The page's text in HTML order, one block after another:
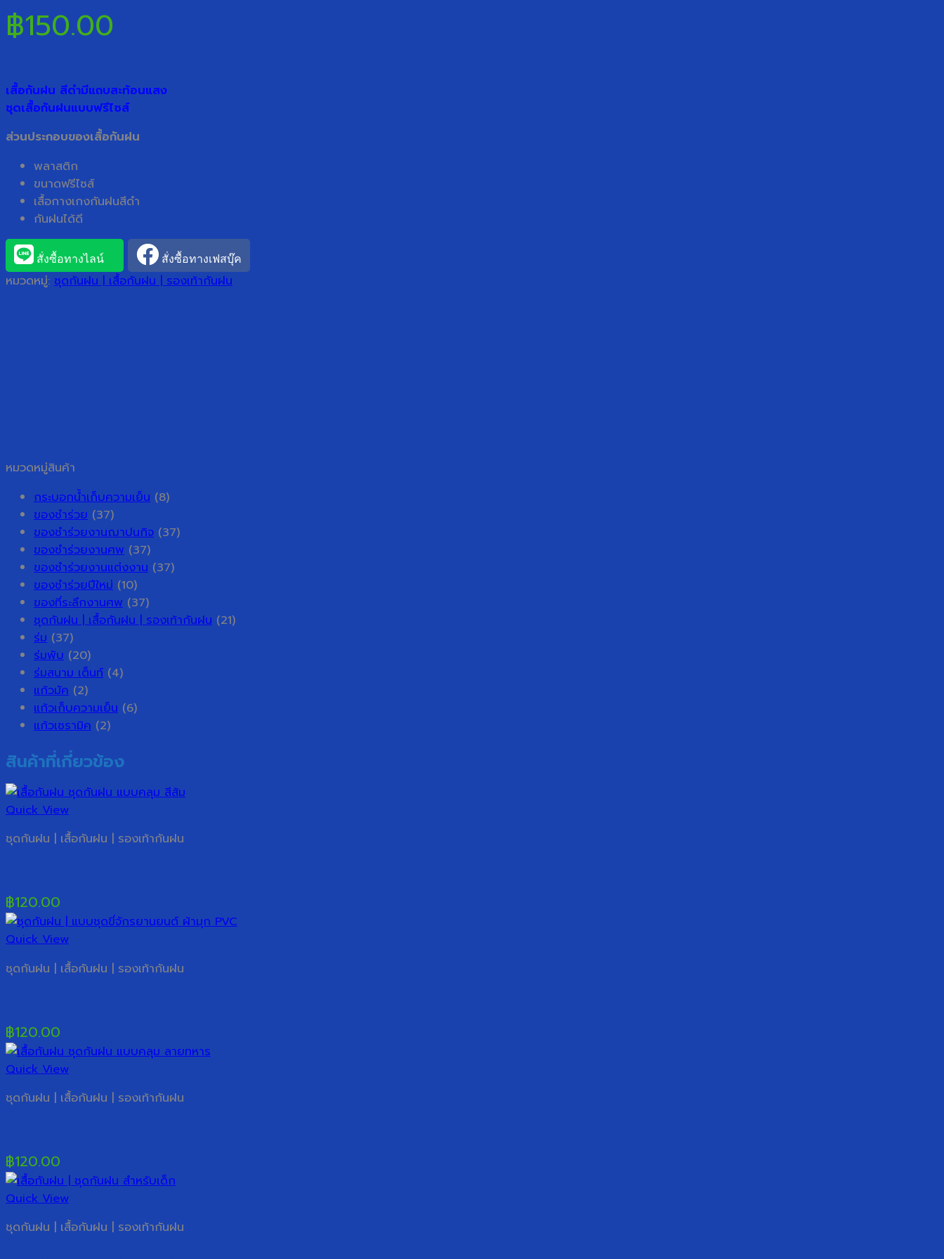
฿150.00
เสื้อกันฝน สีดำมีแถบสะท้อนแสง
ชุดเสื้อกันฝนแบบฟรีไซส์
ส่วนประกอบของเสื้อกันฝน
พลาสติก
ขนาดฟรีไซส์
เสื้อกางเกงกันฝนสีดำ
กันฝนได้ดี
สั่งซื้อทางไลน์ สั่งซื้อทางเฟสบุ๊ค
หมวดหมู่: ชุดกันฝน | เสื้อกันฝน | รองเท้ากันฝน
หมวดหมู่สินค้า
กระบอกน้ำเก็บความเย็น (8)
ของชำร่วย (37)
ของชำร่วยงานฌาปนกิจ (37)
ของชำร่วยงานศพ (37)
ของชำร่วยงานแต่งงาน (37)
ของชำร่วยปีใหม่ (10)
ของที่ระลึกงานศพ (37)
ชุดกันฝน | เสื้อกันฝน | รองเท้ากันฝน (21)
ร่ม (37)
ร่มพับ (20)
ร่มสนาม เต็นท์ (4)
แก้วมัค (2)
แก้วเก็บความเย็น (6)
แก้วเซรามิค (2)
สินค้าที่เกี่ยวข้อง
Quick View
ชุดกันฝน | เสื้อกันฝน | รองเท้ากันฝน
฿120.00
Quick View
ชุดกันฝน | เสื้อกันฝน | รองเท้ากันฝน
฿120.00
Quick View
ชุดกันฝน | เสื้อกันฝน | รองเท้ากันฝน
฿120.00
Quick View
ชุดกันฝน | เสื้อกันฝน | รองเท้ากันฝน